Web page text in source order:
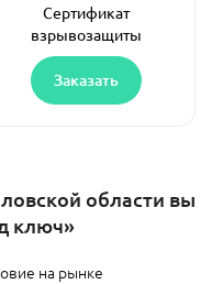
Сертификат
взрывозащиты
Заказать
области вы
ключ»
на рынке